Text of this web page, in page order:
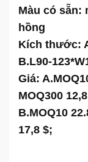
Màu có sẵn:
hồng
Kích thước:
B.L90-
Giá:
MOQ300
B.MOQ10
17,8 $;